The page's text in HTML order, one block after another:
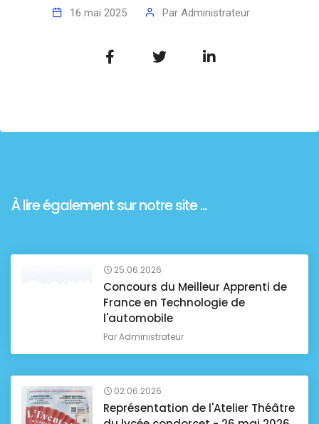
16 mai 2025 Par Administrateur
À lire également sur notre site ...
25.06.2026
Concours du Meilleur Apprenti de
France en Technologie de
l'automobile
ParAdministrateur
02.06.2026
Représentation de l'Atelier Théâtre